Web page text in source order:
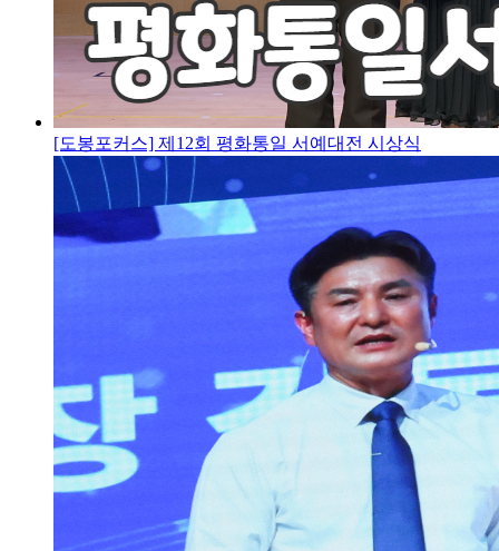
[도봉포커스] 제12회 평화통일 서예대전 시상식